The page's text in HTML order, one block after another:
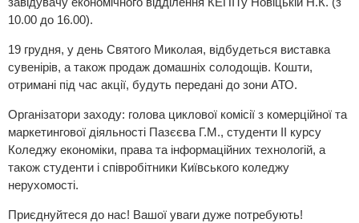
10.00 до 16.00).
19 грудня, у день Святого Миколая, відбудеться виставка
сувенірів, а також продаж домашніх солодощів. Кошти,
отримані під час акції, будуть передані до зони АТО.
Організатори заходу: голова циклової комісії з комерційної та
маркетингової діяльності Пазєєва Г.М., студенти ІІ курсу
Коледжу економіки, права та інформаційних технологій, а
також студенти і співробітники Київського коледжу
нерухомості.
Приєднуйтеся до нас! Вашої уваги дуже потребують!